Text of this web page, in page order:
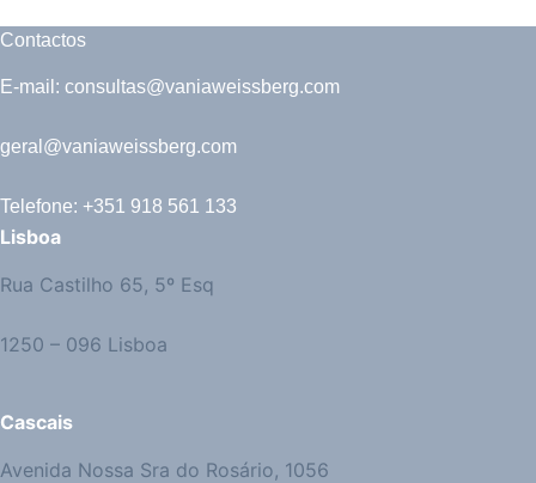
Contactos
E-mail: consultas@vaniaweissberg.com
geral@vaniaweissberg.com
Telefone: +351 918 561 133
Lisboa
Rua Castilho 65, 5º Esq
1250 – 096 Lisboa
Cascais
Avenida Nossa Sra do Rosário, 1056